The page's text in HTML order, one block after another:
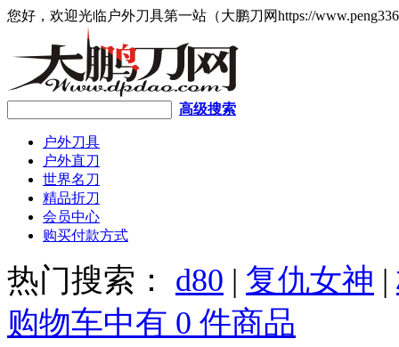
您好，欢迎光临户外刀具第一站（大鹏刀网https://
高级搜索
户外刀具
户外直刀
世界名刀
精品折刀
会员中心
购买付款方式
热门搜索： d80 | 复仇女神 |
购物车中有 0 件商品